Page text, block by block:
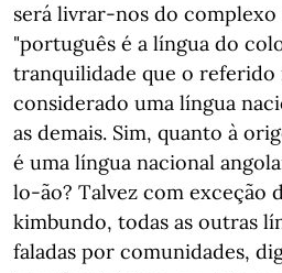
será livrar-nos do
"português é a língua do
tranquilidade que o referido
considerado uma língua
as demais. Sim, quanto à
é uma língua nacional
lo-ão? Talvez com exceção
kimbundo, todas as outras
faladas por comunidades,